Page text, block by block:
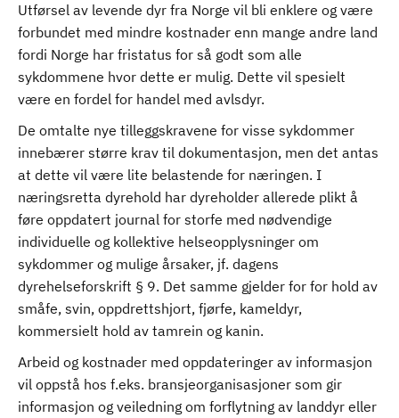
Utførsel av levende dyr fra Norge vil bli enklere og være
forbundet med mindre kostnader enn mange andre land
fordi Norge har fristatus for så godt som alle
sykdommene hvor dette er mulig. Dette vil spesielt
være en fordel for handel med avlsdyr.
De omtalte nye tilleggskravene for visse sykdommer
innebærer større krav til dokumentasjon, men det antas
at dette vil være lite belastende for næringen. I
næringsretta dyrehold har dyreholder allerede plikt å
føre oppdatert journal for storfe med nødvendige
individuelle og kollektive helseopplysninger om
sykdommer og mulige årsaker, jf. dagens
dyrehelseforskrift § 9. Det samme gjelder for for hold av
småfe, svin, oppdrettshjort, fjørfe, kameldyr,
kommersielt hold av tamrein og kanin.
Arbeid og kostnader med oppdateringer av informasjon
vil oppstå hos f.eks. bransjeorganisasjoner som gir
informasjon og veiledning om forflytning av landdyr eller